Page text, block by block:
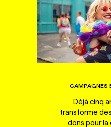
CAMPAGNES
Déjà cinq
transforme
dons pour la